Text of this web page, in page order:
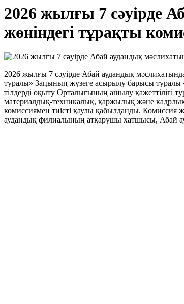
2026 жылғы 7 сәуірде
жөніндегі тұрақты
2026 жылғы 7 сәуірде Абай аудандық
туралы» Заңының жүзеге асырылу барысы
тілдерді оқыту Орталығының ашылу қажеттілігі
материалдық-техникалық, қаржылық және
комиссиямен тиісті қаулы қабылданды.
аудандық филиалының атқарушы хатшысы, Абай